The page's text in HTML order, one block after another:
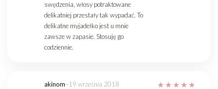
swędzenia, włosy potraktowane
delikatniej przestały tak wypadać. To
delikatne myjadełko jest u mnie
zawsze w zapasie. Stosuję go
codziennie.
akinom–19 września 2018